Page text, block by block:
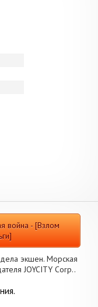
война - [Взлом
экшен. Морская
JOYCITY Corp..